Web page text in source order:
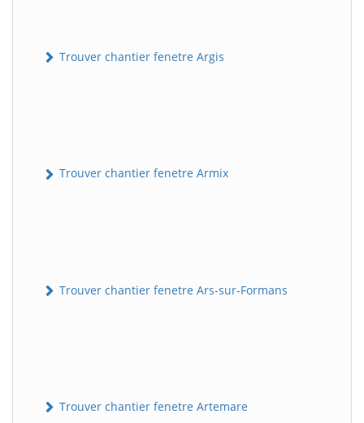
Trouver chantier fenetre Argis
Trouver chantier fenetre Armix
Trouver chantier fenetre Ars-sur-Formans
Trouver chantier fenetre Artemare